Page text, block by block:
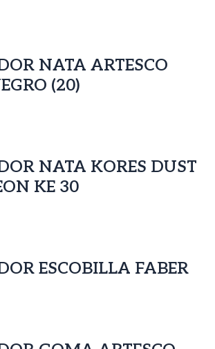
NATA ARTESCO
(20)
NATA KORES DUST
KE 30
ESCOBILLA FABER